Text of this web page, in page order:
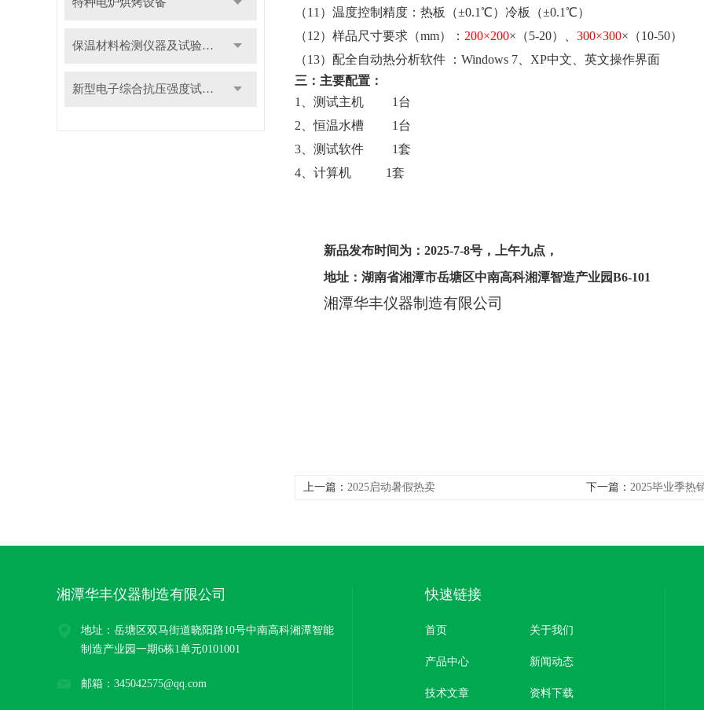
保温材料检测仪器及试验装置
新型电子综合抗压强度试验机
（11 ）温度控制精度：热板（±0.1℃）冷板（±0.1℃）
（12）样品尺寸要求（mm）： 200×200×（5-20）、 300×300×（10-50）
（13）配全自动热分析软件 ： Windows 7 XP中文、英文操作界面
三： 主要配置：
1
、测试主机 1台
2 、恒温水槽 1台
3 、测试软件 1套
4 、计算机 1套
新品发布时间为：2025-7-8号，上午九点，
地址： 湖南省湘潭市岳塘区中南高科湘潭智造产业园B6-101
湘潭华丰仪器制造有限公司
上一篇： 2025启动暑假热卖 下一篇： 2025毕业季热
湘潭华丰仪器制造有限公司
地址：岳塘区双马街道晓阳路10号中南高科湘潭智能
制造产业园一期6栋1单元0101001
邮箱：345042575@qq.com
快速链接
首页 关于我们
产品中心 新闻动态
技术文章 资料下载